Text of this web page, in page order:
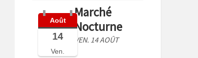
Août
14
Ven.
Marché
Nocturne
VEN. 14 AOÛT